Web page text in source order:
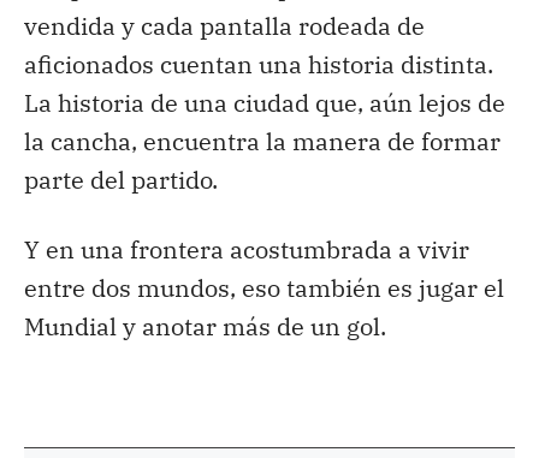
vendida y cada pantalla rodeada de
aficionados cuentan una historia distinta.
La historia de una ciudad que, aún lejos de
la cancha, encuentra la manera de formar
parte del partido.
Y en una frontera acostumbrada a vivir
entre dos mundos, eso también es jugar el
Mundial y anotar más de un gol.